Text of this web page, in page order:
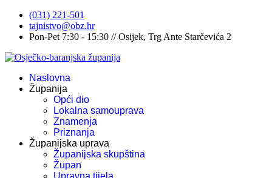
(031) 221-501
tajnistvo@obz.hr
Pon-Pet 7:30 - 15:30 // Osijek, Trg Ante Starčevića 2
Naslovna
Županija
Opći dio
Lokalna samouprava
Znamenja
Priznanja
Županijska uprava
Županijska skupština
Župan
Upravna tijela